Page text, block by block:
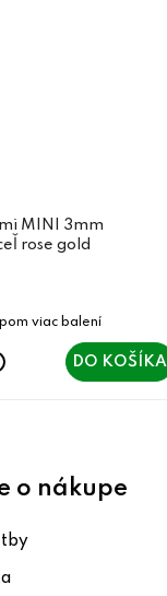
MINI 3mm
rose gold
DO KOŠÍKA
o nákupe